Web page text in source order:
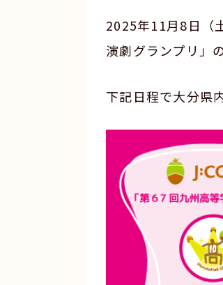
2025年11月8日（
演劇グランプリ」
下記日程で大分県